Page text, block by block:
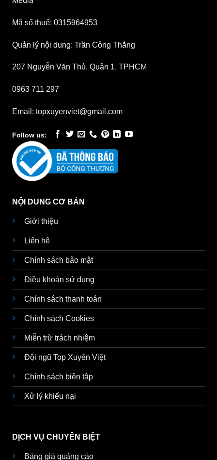
Mã số thuế: 0315964953
Quản lý nội dung: Trần Công Thắng
207 Nguyễn Văn Thủ, Quận 1, TPHCM
0963 711 297
Email: topxuyenviet@gmail.com
Follow us:
NỘI DUNG CƠ BẢN
Giới thiệu
Liên hệ
Chính sách bảo mật
Điều khoản sử dụng
Chính sách thanh toán
Chính sách Cookies
Miễn trừ trách nhiệm
Đội ngũ Top Xuyên Việt
Chính sách biên tập
Xử lý khiếu nại
DỊCH VỤ CHUYÊN BIỆT
Bảng giá quảng cáo